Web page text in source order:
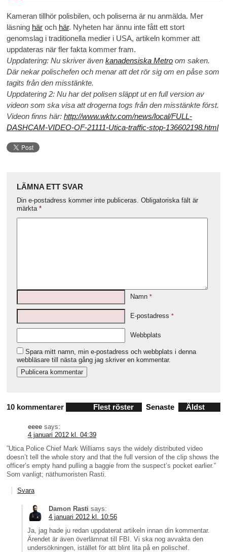
Kameran tillhör polisbilen, och poliserna är nu anmälda. Mer
läsning här och här. Nyheten har ännu inte fått ett stort
genomslag i traditionella medier i USA, artikeln kommer att
uppdateras när fler fakta kommer fram.
Uppdatering: Nu skriver även kanadensiska Metro om saken.
Där nekar polischefen och menar att det rör sig om en påse som
tagits från den misstänkte.
Uppdatering 2: Nu har det polisen släppt ut en full version av
videon som ska visa att drogerna togs från den misstänkte först.
Videon finns här: http://www.wktv.com/news/local/FULL-
DASHCAM-VIDEO-OF-21111-Utica-traffic-stop-136602198.html
LÄMNA ETT SVAR
Din e-postadress kommer inte publiceras. Obligatoriska fält är
märkta *
Namn *
E-postadress *
Webbplats
Spara mitt namn, min e-postadress och webbplats i denna
webbläsare till nästa gång jag skriver en kommentar.
10 kommentarer Flest röster Senaste Äldst
eeee says:
4 januari 2012 kl. 04:39
”Utica Police Chief Mark Williams says the widely distributed video
doesn’t tell the whole story and that the full version of the clip shows the
officer’s empty hand pulling a baggie from the suspect’s pocket earlier.”
Som vanligt; näthumoristen Rasti.
Svara
Damon Rasti says:
4 januari 2012 kl. 10:56
Ja, jag hade ju redan uppdaterat artikeln innan din kommentar.
Ärendet är även överlämnat till FBI. Vi ska nog avvakta den
undersökningen, istället för att blint lita på en polischef.